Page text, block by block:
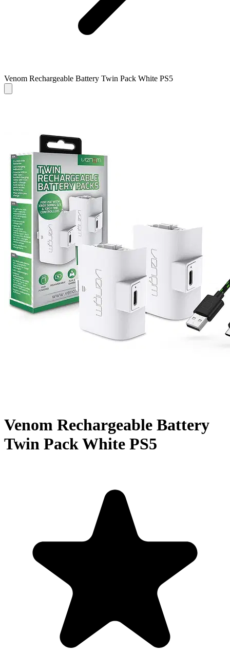
Venom Rechargeable Battery Twin Pack White PS5
Venom Rechargeable Battery
Twin Pack White PS5